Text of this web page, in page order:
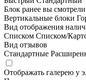
Блок ранее вы смотрели
Вертикальные блоки
Вид отображения
Списком Списком/
Вид отзывов
Стандартные
Отображать галерею у